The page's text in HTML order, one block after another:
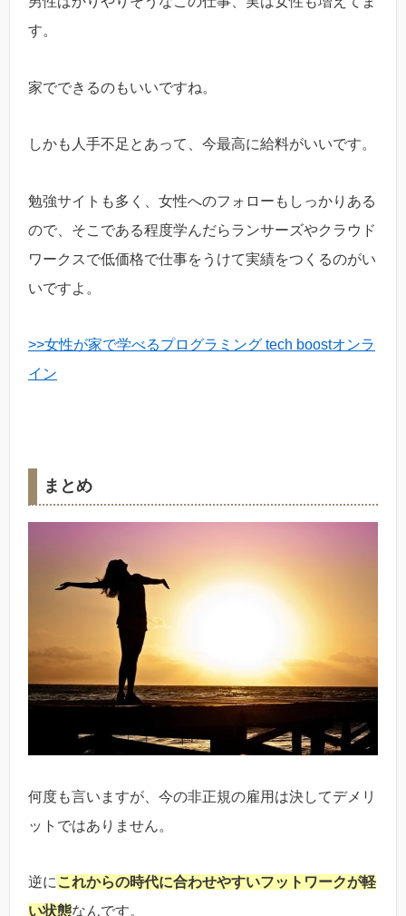
す。
家でできるのもいいですね。
しかも人手不足とあって、今最高に給料がいいです。
勉強サイトも多く、女性へのフォローもしっかりある
ので、そこである程度学んだらランサーズやクラウド
ワークスで低価格で仕事をうけて実績をつくるのがい
いですよ。
>>女性が家で学べるプログラミング tech boostオンラ
イン
まとめ
何度も言いますが、今の非正規の雇用は決してデメリ
ットではありません。
逆に これからの時代に合わせやすいフットワークが軽
い状態なんです。